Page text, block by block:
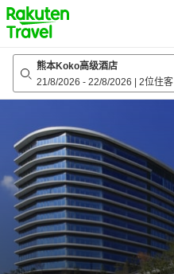
to
top
page
熊本Koko高级酒店
21/8/2026 - 22/8/2026 2位住客